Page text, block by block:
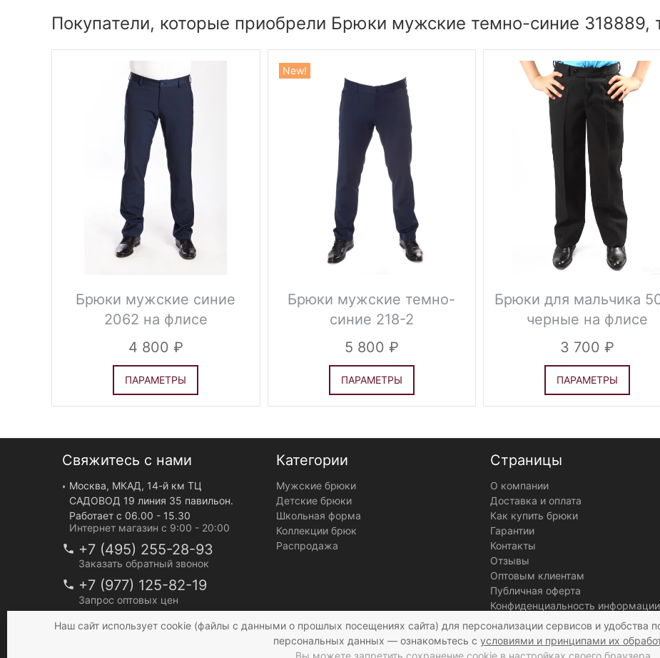
Покупатели, которые приобрели Брюки мужские темно-синие 318889,
Брюки мужские синие
2062 на флисе
4 800
ПАРАМЕТРЫ
Брюки мужские темно-
синие 218-2
5 800
ПАРАМЕТРЫ
New!
Брюки для мальчика
черные на флисе
3 700
ПАРАМЕТРЫ
Свяжитесь с нами
Москва, МКАД, 14-й км ТЦ
САДОВОД 19 линия 35 павильон.
Работает с 06.00 - 15.30
Интернет магазин с 9:00 - 20:00
+7 (495) 255-28-93
Заказать обратный звонок
+7 (977) 125-82-19
Запрос оптовых цен
info@mir-bruk.ru
Категории
Мужские брюки
Детские брюки
Школьная форма
Коллекции брюк
Распродажа
Страницы
О компании
Доставка и оплата
Как купить брюки
Гарантии
Контакты
Отзывы
Оптовым клиентам
Публичная оферта
Конфиденциальность информации
Наш сайт использует cookie (файлы с данными о прошлых посещениях сайта) для персонализации сервисов и удобства
персональных данных — ознакомьтесь с условиями и принципами их
Вы можете запретить сохранение cookie в настройках своего браузера.